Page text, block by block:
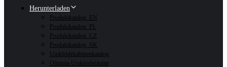
Herunterladen
Produktkatalog_EN
Produktkatalog_PL
Produktkatalog_CZ
Produktkatalog_SK
Umkleidekabinenkatalog
Olimpia-Umkleideräume